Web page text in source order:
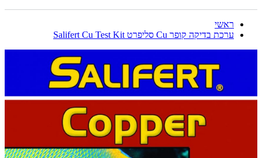
ראשי
ערכת בדיקה קופר Cu סליפרט Salifert Cu Test Kit